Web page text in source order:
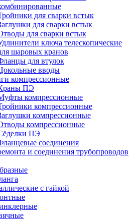
для сварки встык
для сварки встык
для сварки встык
ключа телескопические
шаровых кранов
для втулок
вводы
компрессионные
ПЭ
компрессионные
компрессионные
компрессионные
компрессионные
ПЭ
соединения
и соединения трубопроводов
с гайкой